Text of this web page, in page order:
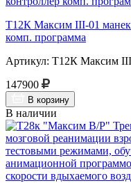
Т12К Максим III-01
комп. программа
Артикул: Т12К Максим
147900
В корзину
В наличии